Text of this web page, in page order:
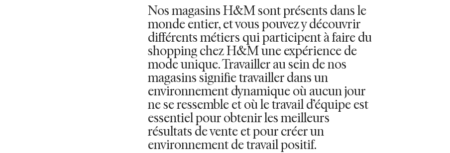
Nos magasins H&M sont présents dans le
monde entier, et vous pouvez y découvrir
différents métiers qui participent à faire du
shopping chez H&M une expérience de
mode unique. Travailler au sein de nos
magasins signifie travailler dans un
environnement dynamique où aucun jour
ne se ressemble et où le travail d’équipe est
essentiel pour obtenir les meilleurs
résultats de vente et pour créer un
environnement de travail positif.